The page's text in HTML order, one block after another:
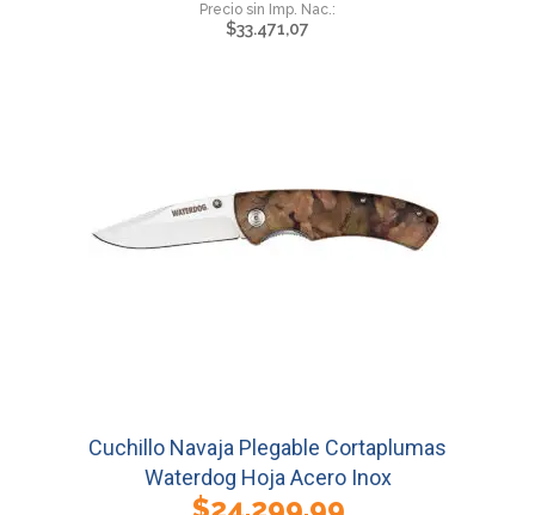
$33.471,07
Cuchillo Navaja Plegable Cortaplumas
Waterdog Hoja Acero Inox
$24.299,99